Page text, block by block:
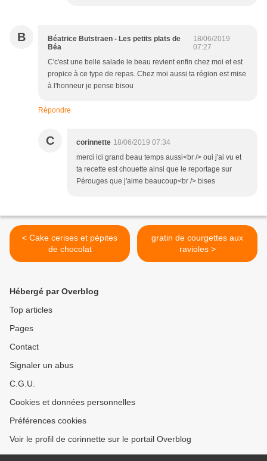
B
Béatrice Butstraen - Les petits plats de
Béa
18/06/2019
07:27
C'c'est une belle salade le beau revient enfin chez moi et est
propice à ce type de repas. Chez moi aussi ta région est mise
à l'honneur je pense bisou
Répondre
C corinnette 18/06/2019 07:34
merci ici grand beau temps aussi<br /> oui j'ai vu et
ta recette est chouette ainsi que le reportage sur
Pérouges que j'aime beaucoup<br /> bises
< Cake cerises et pépites
de chocolat
gratin de courgettes aux
ravioles >
Hébergé par Overblog
Top articles
Pages
Contact
Signaler un abus
C.G.U.
Cookies et données personnelles
Préférences cookies
Voir le profil de corinnette sur le portail Overblog